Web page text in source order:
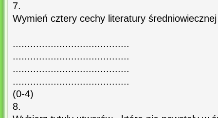
7.
Wymień cztery cechy literatury
........................................
........................................
........................................
........................................
(0-4)
8.